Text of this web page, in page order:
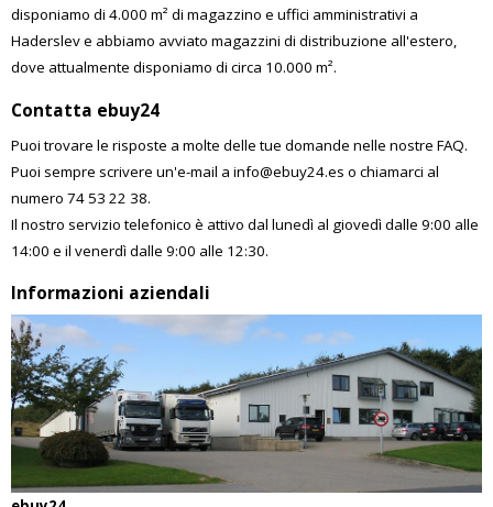
disponiamo di 4.000 m² di magazzino e uffici amministrativi a
Haderslev e abbiamo avviato magazzini di distribuzione all'estero,
dove attualmente disponiamo di circa 10.000 m².
Contatta ebuy24
Puoi trovare le risposte a molte delle tue domande nelle nostre FAQ.
Puoi sempre scrivere un'e-mail a info@ebuy24.es o chiamarci al
numero 74 53 22 38.
Il nostro servizio telefonico è attivo dal lunedì al giovedì dalle 9:00 alle
14:00 e il venerdì dalle 9:00 alle 12:30.
Informazioni aziendali